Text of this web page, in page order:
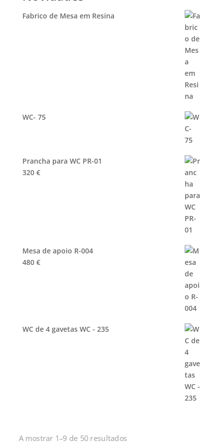
Fabrico de Mesa em Resina
WC- 75
Prancha para WC PR-01
320 €
Mesa de apoio R-004
480 €
WC de 4 gavetas WC - 235
A mostrar 1–9 de 50 resultadosOrdenado